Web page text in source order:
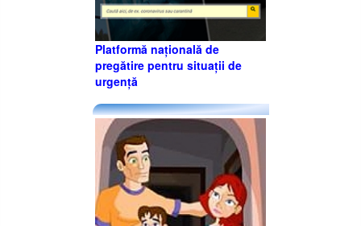
Platformă națională de
pregătire pentru situații de
urgență